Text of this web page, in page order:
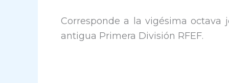
Corresponde a la vigésima octava
antigua Primera División RFEF.